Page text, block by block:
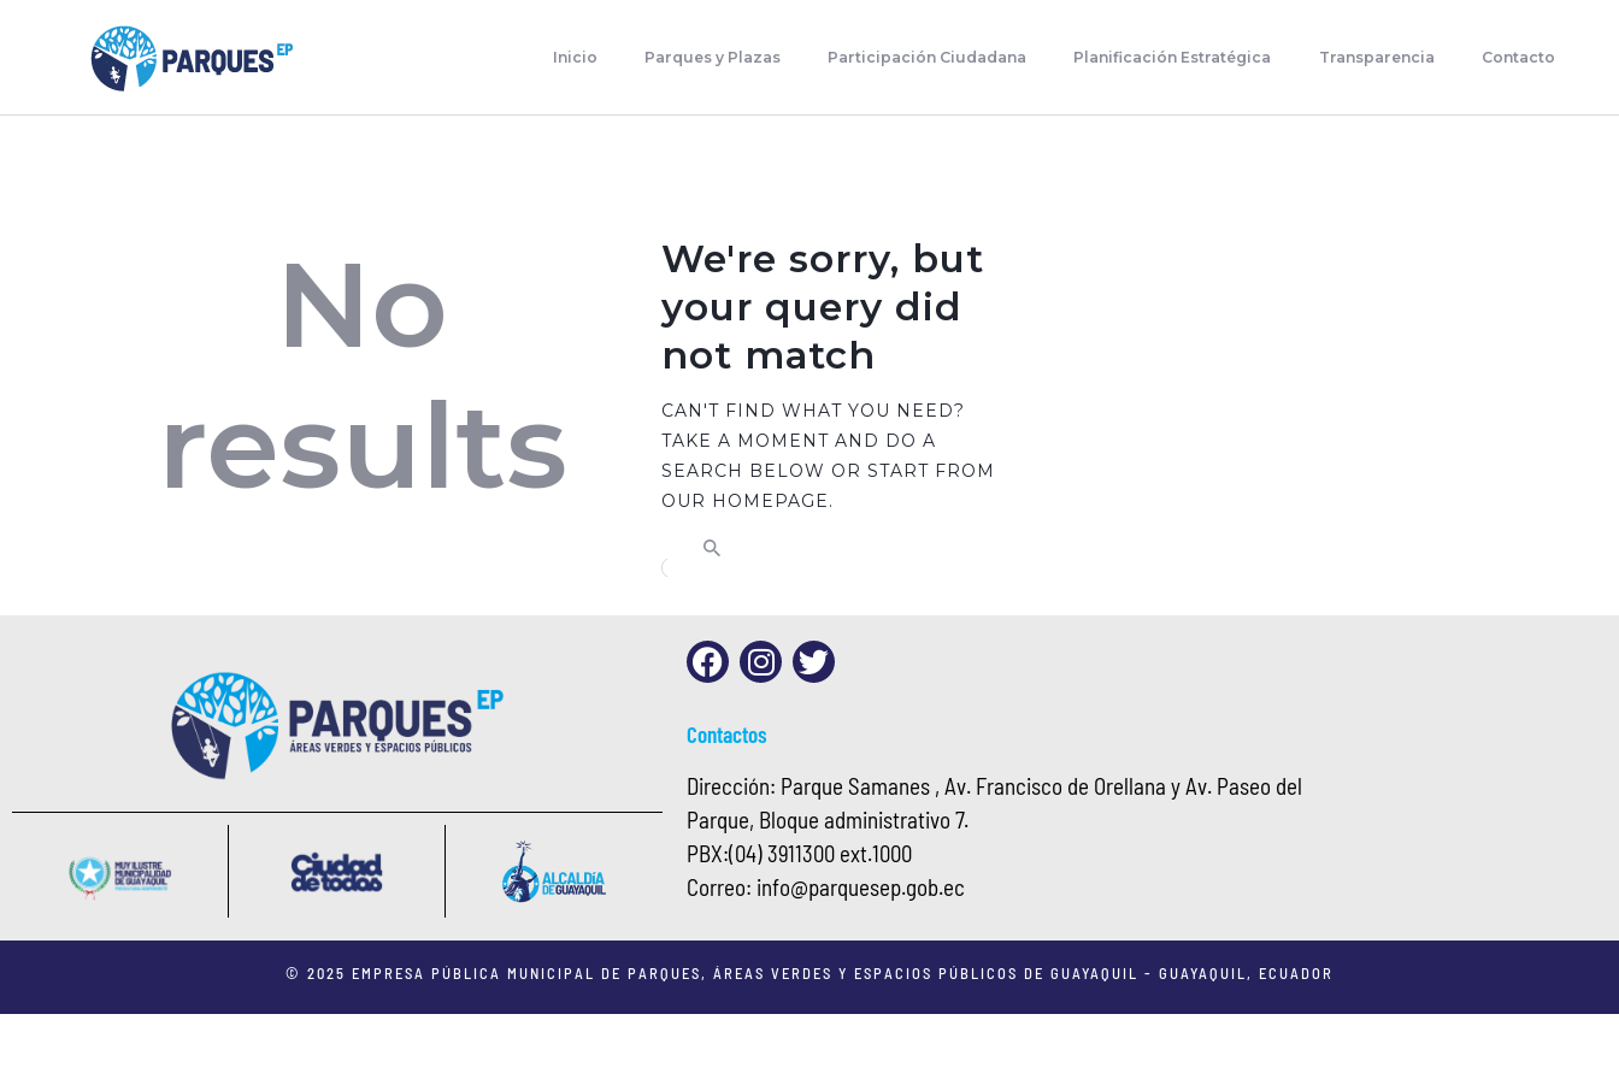
Inicio Parques y Plazas Participación Ciudadana Planificación Estratégica Transparencia Contacto
Parques Y Plazas
Planificación Estratégica
No
results
We're sorry, but
your query did
not match
CAN'T FIND WHAT YOU NEED?
TAKE A MOMENT AND DO A
SEARCH BELOW OR START FROM
OUR HOMEPAGE.
Contactos
Dirección: Parque Samanes , Av. Francisco de Orellana y Av. Paseo del
Parque, Bloque administrativo 7.
PBX:(04) 3911300 ext.1000
Correo: info@parquesep.gob.ec
© 2025 EMPRESA PÚBLICA MUNICIPAL DE PARQUES, ÁREAS VERDES Y ESPACIOS PÚBLICOS DE GUAYAQUIL - GUAYAQUIL, ECUADOR